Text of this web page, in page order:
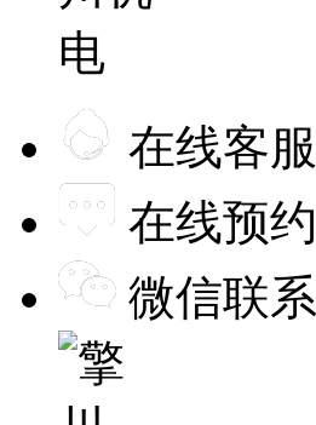
在线客服
在线预约
微信联系